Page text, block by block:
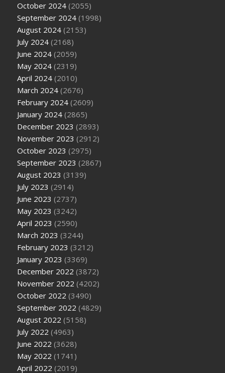
October 2024 (2055)
September 2024 (1998)
August 2024 (2153)
July 2024 (2168)
June 2024 (2059)
May 2024 (2319)
April 2024 (2010)
March 2024 (2676)
February 2024 (2609)
January 2024 (2865)
December 2023 (2893)
November 2023 (2912)
October 2023 (2975)
September 2023 (2867)
August 2023 (3139)
July 2023 (2914)
June 2023 (2737)
May 2023 (3242)
April 2023 (2590)
March 2023 (3244)
February 2023 (3212)
January 2023 (3369)
December 2022 (3872)
November 2022 (4202)
October 2022 (3490)
September 2022 (4829)
August 2022 (5158)
July 2022 (4963)
June 2022 (3628)
May 2022 (1741)
April 2022 (2019)